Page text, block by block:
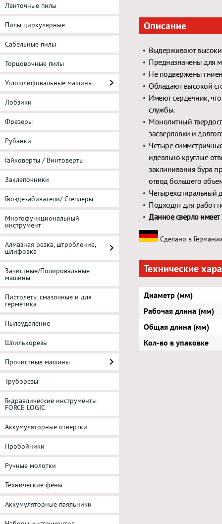
Ленточные пилы
Пилы циркулярные
Сабельные пилы
Торцовочные пилы
Углошлифовальные машины
Лобзики
Фрезеры
Рубанки
Гайковерты / Винтоверты
Заклепочники
Гвоздезабиватели/ Степлеры
Многофункциональный
инструмент
Алмазная резка, штробление,
шлифовка
Зачистные/Полировальные
машины
Пистолеты смазочные и для
герметика
Пылеудаление
Шпилькорезы
Прочистные машины
Труборезы
Гидравлические инструменты
FORCE LOGIC
Аккумуляторные отвертки
Пробойники
Ручные молотки
Технические фены
Аккумуляторные паяльники
Описание
Выдерживают
Предназначены для
Не подвержены
Обладают высокой
Имеют сердечник,
службы.
Монолитный
засверловки и
Четыре
идеально круглые
заклинивания бура
отвод большего
Четырехспиральный
Подходят для работ
Данное сверло имеет
Сделано в
Технические
Диаметр (мм)
Рабочая длина (мм)
Общая длина (мм)
Кол-во в упаковке